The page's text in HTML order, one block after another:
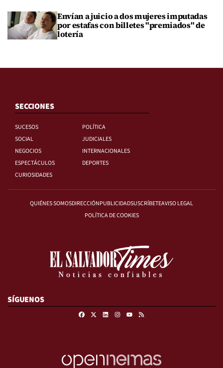
Envían a juicio a dos mujeres imputadas
por estafas con billetes "premiados" de
lotería
SECCIONES
SUCESOS
POLÍTICA
SOCIAL
JUDICIALES
NEGOCIOS
INTERNACIONALES
ESPECTÁCULOS
DEPORTES
CURIOSIDADES
QUIÉNES SOMOSDIRECCIÓNPUBLICIDADSUSCRÍBETEAVISO LEGAL
POLÍTICA DE COOKIES
SÍGUENOS
FacebookLinkedinInstagramRSS